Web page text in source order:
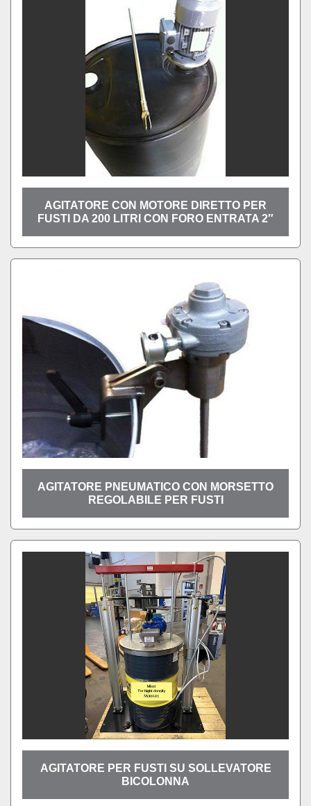
AGITATORE CON MOTORE DIRETTO PER
FUSTI DA 200 LITRI CON FORO ENTRATA 2″
AGITATORE PNEUMATICO CON MORSETTO
REGOLABILE PER FUSTI
AGITATORE PER FUSTI SU SOLLEVATORE
BICOLONNA